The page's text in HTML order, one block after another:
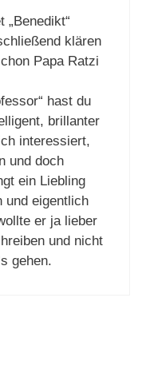
„Benedikt“
klären
Papa Ratzi
hast du
brillanter
interessiert,
und doch
ein Liebling
und eigentlich
er ja lieber
und nicht
gehen.